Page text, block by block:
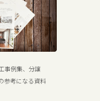
事例集、分譲
参考になる資料